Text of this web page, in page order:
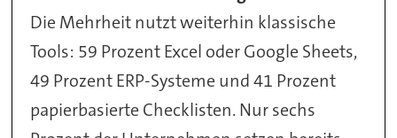
Die Mehrheit nutzt weiterhin klassische
Tools: 59 Prozent Excel oder Google Sheets,
49 Prozent ERP-Systeme und 41 Prozent
papierbasierte Checklisten. Nur sechs